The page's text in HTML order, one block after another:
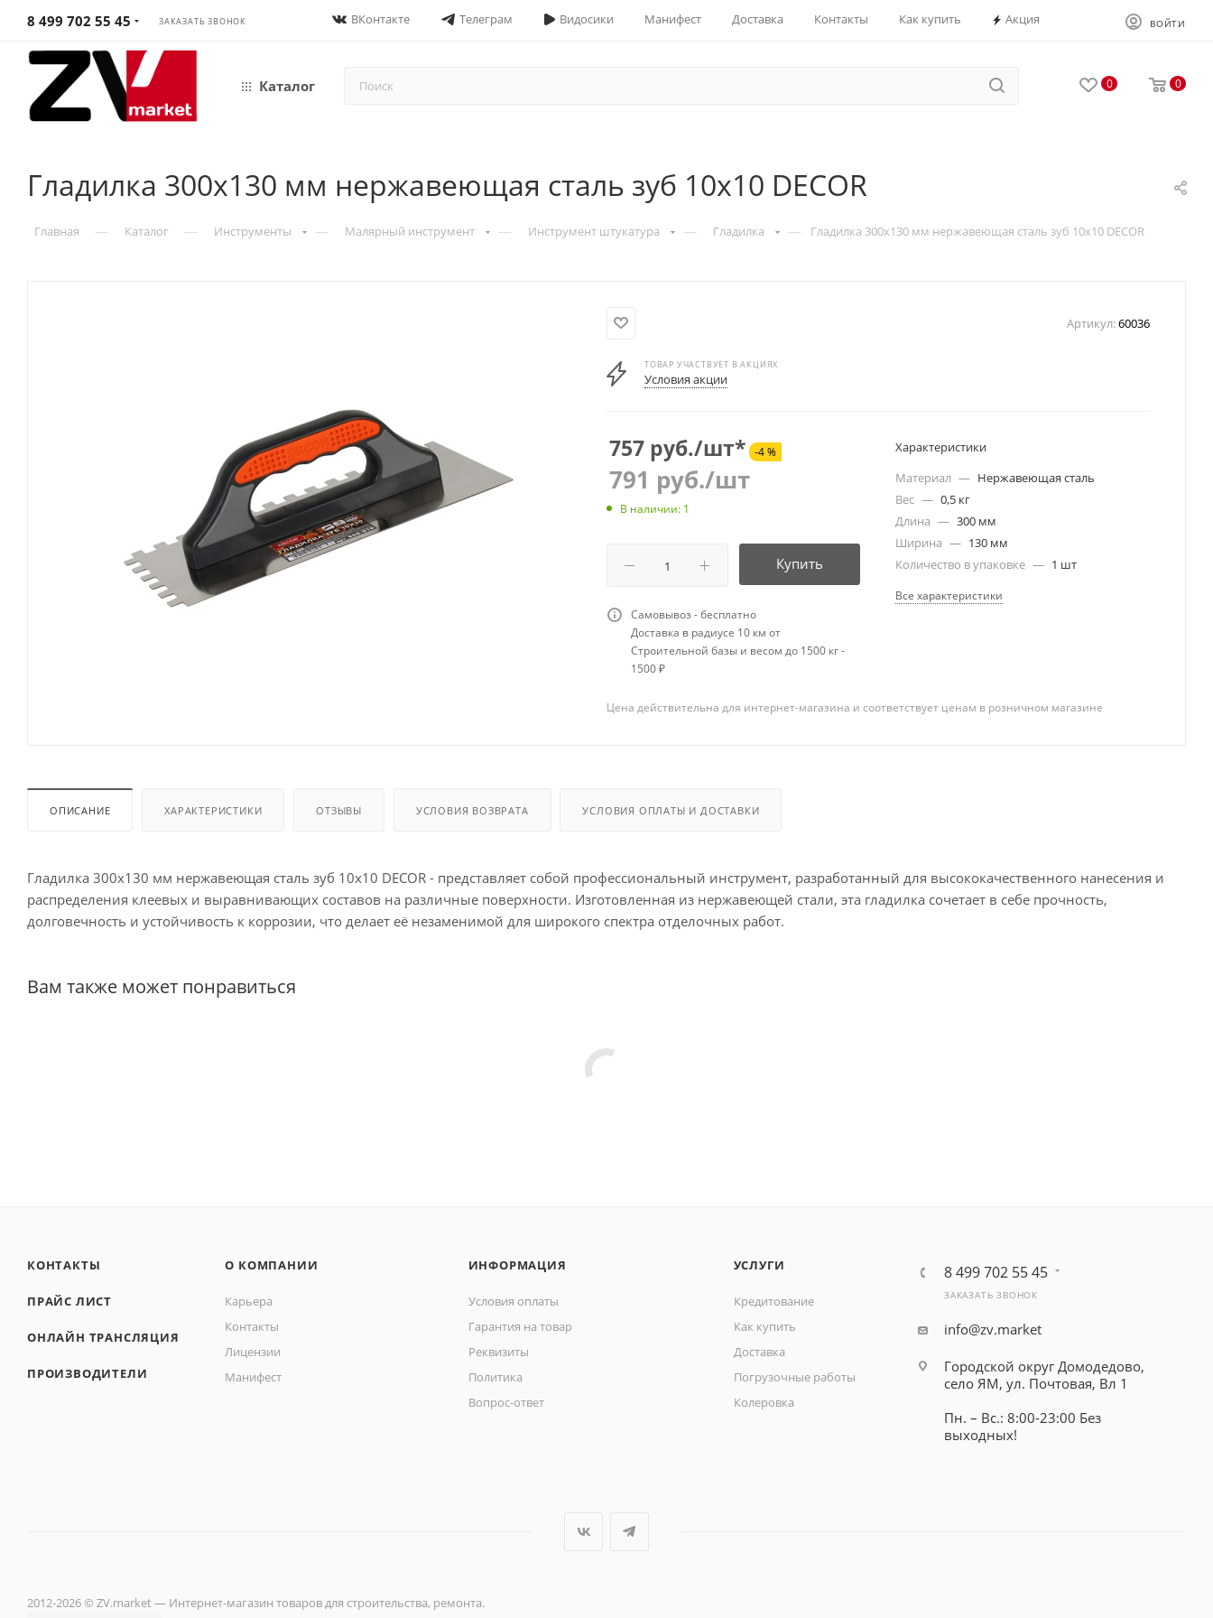
8 499 702 55 45 ЗАКАЗАТЬ ЗВОНОК ВКонтакте Телеграм Видосики Манифест Доставка Контакты Как купить Акция ВОЙТИ
Каталог 0 0
Гладилка 300х130 мм нержавеющая сталь зуб 10х10 DECOR
Главная — Каталог — Инструменты — Малярный инструмент — Инструмент штукатура — Гладилка — Гладилка 300х130 мм нержавеющая сталь зуб 10х10 DECOR
Артикул:60036
ТОВАР УЧАСТВУЕТ В АКЦИЯХ
Условия акции
757 руб./шт* -4 %
791 руб./шт
В наличии: 1
Купить
Самовывоз - бесплатно
Доставка в радиусе 10 км от
Строительной базы и весом до 1500 кг -
1500 ₽
Характеристики
Материал — Нержавеющая сталь
Вес — 0,5 кг
Длина — 300 мм
Ширина — 130 мм
Количество в упаковке — 1 шт
Все характеристики
Цена действительна для интернет-магазина и соответствует ценам в розничном магазине
ОПИСАНИЕ ХАРАКТЕРИСТИКИ ОТЗЫВЫ УСЛОВИЯ ВОЗВРАТА УСЛОВИЯ ОПЛАТЫ И ДОСТАВКИ
Гладилка 300х130 мм нержавеющая сталь зуб 10х10 DECOR - представляет собой профессиональный инструмент, разработанный для высококачественного нанесения и
распределения клеевых и выравнивающих составов на различные поверхности. Изготовленная из нержавеющей стали, эта гладилка сочетает в себе прочность,
долговечность и устойчивость к коррозии, что делает её незаменимой для широкого спектра отделочных работ.
Вам также может понравиться
КОНТАКТЫ
ПРАЙС ЛИСТ
ОНЛАЙН ТРАНСЛЯЦИЯ
ПРОИЗВОДИТЕЛИ
О КОМПАНИИ
Карьера
Контакты
Лицензии
Манифест
ИНФОРМАЦИЯ
Условия оплаты
Гарантия на товар
Реквизиты
Политика
Вопрос-ответ
УСЛУГИ
Кредитование
Как купить
Доставка
Погрузочные работы
Колеровка
8 499 702 55 45
ЗАКАЗАТЬ ЗВОНОК
info@zv.market
Городской округ Домодедово,
село ЯМ, ул. Почтовая, Вл 1
Пн. – Вс.: 8:00-23:00 Без
выходных!
2012-2026 © ZV.market — Интернет-магазин товаров для строительства, ремонта.